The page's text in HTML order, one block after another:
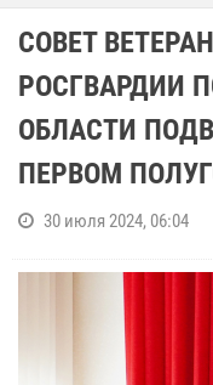
СОВЕТ
РОСГВАРДИИ
ОБЛАСТИ
ПЕРВОМ
30 июля 2024, 06:04